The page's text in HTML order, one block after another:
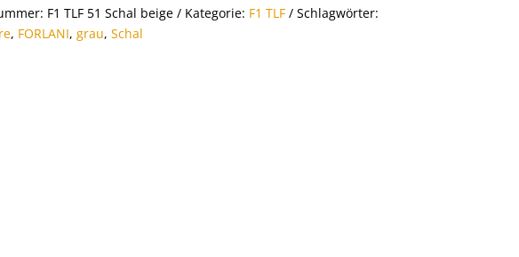
F1 TLF 51 Schal beige Kategorie: F1 TLF
Schlagwörter:
, FORLANI,grau,Schal